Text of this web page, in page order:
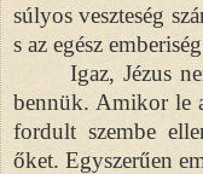
súlyos veszteség
s az egész
Igaz, Jézus
bennük. Amikor le
fordult szembe
őket. Egyszerűen